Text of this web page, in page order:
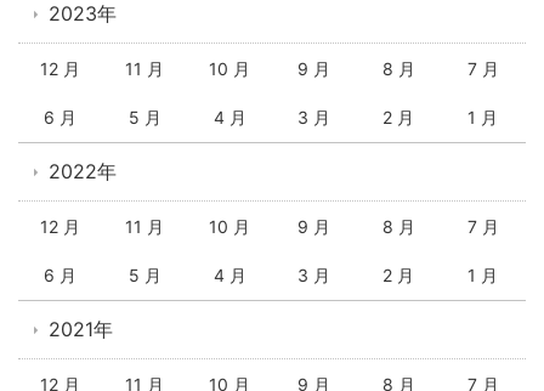
2023年
12 月 11 月 10 月 9 月 8 月 7 月
6 月 5 月 4 月 3 月 2 月 1 月
2022年
12 月 11 月 10 月 9 月 8 月 7 月
6 月 5 月 4 月 3 月 2 月 1 月
2021年
12 月 11 月 10 月 9 月 8 月 7 月